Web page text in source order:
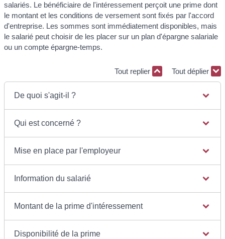
salariés. Le bénéficiaire de l'intéressement perçoit une prime dont
le montant et les conditions de versement sont fixés par l'accord
d'entreprise. Les sommes sont immédiatement disponibles, mais
le salarié peut choisir de les placer sur un plan d'épargne salariale
ou un compte épargne-temps.
Tout replier Tout déplier
De quoi s'agit-il ?
Qui est concerné ?
Mise en place par l'employeur
Information du salarié
Montant de la prime d'intéressement
Disponibilité de la prime